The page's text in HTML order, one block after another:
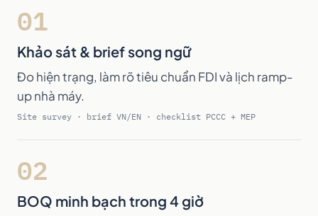
01
Khảo sát & brief song ngữ
Đo hiện trạng, làm rõ tiêu chuẩn FDI và lịch ramp-
up nhà máy.
Site survey · brief VN/EN · checklist PCCC + MEP
02
BOQ minh bạch trong 4 giờ